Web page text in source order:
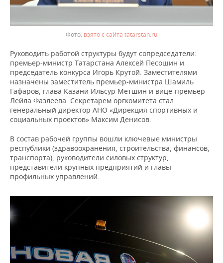
взято с сайта tatarstan.ru
Руководить работой структуры будут сопредседатели:
премьер-министр Татарстана Алексей Песошин и
председатель конкурса Игорь Крутой. Заместителями
назначены заместитель премьер-министра Шамиль
Гафаров, глава Казани Ильсур Метшин и вице-премьер
Лейла Фазлеева. Секретарем оргкомитета стал
генеральный директор АНО «Дирекция спортивных и
социальных проектов» Максим Денисов.
В состав рабочей группы вошли ключевые министры
республики (здравоохранения, строительства, финансов,
транспорта), руководители силовых структур,
представители крупных предприятий и главы
профильных управлений.